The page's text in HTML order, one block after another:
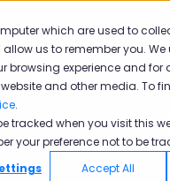
which are used to
us to remember you.
browsing experience and
and other media. To
.
tracked when you visit this
your preference not to be
Accept All
için alt menüyü göster
Neden
Pisano
Neden Pisano